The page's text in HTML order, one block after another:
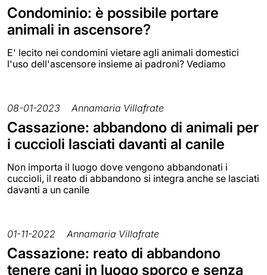
Condominio: è possibile portare
animali in ascensore?
E' lecito nei condomini vietare agli animali domestici
l'uso dell'ascensore insieme ai padroni? Vediamo
08-01-2023 Annamaria Villafrate
Cassazione: abbandono di animali per
i cuccioli lasciati davanti al canile
Non importa il luogo dove vengono abbandonati i
cuccioli, il reato di abbandono si integra anche se lasciati
davanti a un canile
01-11-2022 Annamaria Villafrate
Cassazione: reato di abbandono
tenere cani in luogo sporco e senza